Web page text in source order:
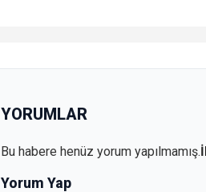
YORUMLAR
Bu habere henüz yorum yapılmamış.
Yorum Yap